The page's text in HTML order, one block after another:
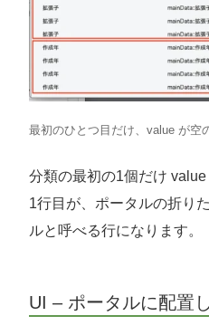
最初のひとつ目だけ、value が空
分類の最初の1個だけ
1行目が、ポータルの折り
ルと呼べる行になります。
UI – ポータルに配置